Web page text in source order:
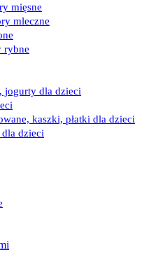
mięsne
mleczne
rybne
jogurty dla dzieci
kaszki, płatki dla dzieci
dzieci